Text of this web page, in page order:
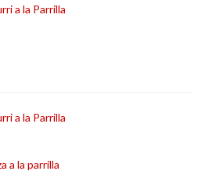
a la Parrilla
a la Parrilla
a la parrilla